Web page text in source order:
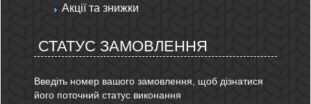
Акції та знижки
СТАТУС ЗАМОВЛЕННЯ
Введіть номер вашого замовлення, щоб дізнатися
його поточний статус виконання